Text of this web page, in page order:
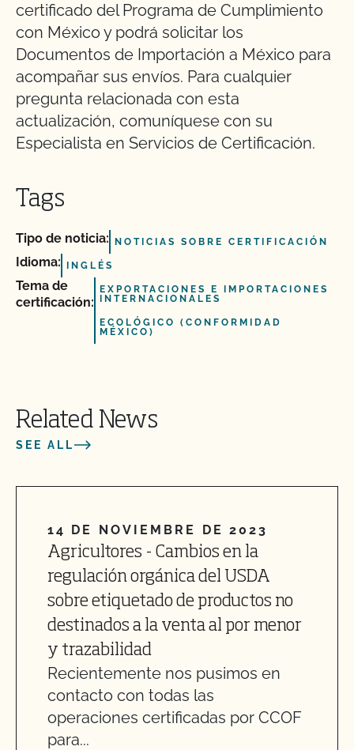
certificado del Programa de Cumplimiento
con México y podrá solicitar los
Documentos de Importación a México para
acompañar sus envíos. Para cualquier
pregunta relacionada con esta
actualización, comuníquese con su
Especialista en Servicios de Certificación.
Tags
Tipo de noticia: NOTICIAS SOBRE CERTIFICACIÓN
Idioma: INGLÉS
Tema de
certificación:
EXPORTACIONES E IMPORTACIONES
INTERNACIONALES
ECOLÓGICO (CONFORMIDAD
MÉXICO)
Related News
SEE ALL
14 DE NOVIEMBRE DE 2023
Agricultores - Cambios en la
regulación orgánica del USDA
sobre etiquetado de productos no
destinados a la venta al por menor
y trazabilidad
Recientemente nos pusimos en
contacto con todas las
operaciones certificadas por CCOF
para...